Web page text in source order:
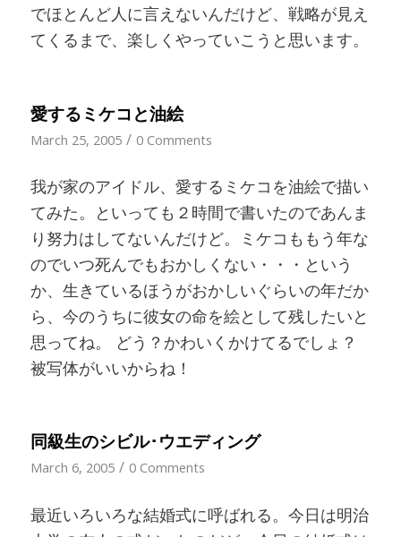
でほとんど人に言えないんだけど、戦略が見え
てくるまで、楽しくやっていこうと思います。
愛するミケコと油絵
March 25, 2005 / 0 Comments
我が家のアイドル、愛するミケコを油絵で描い
てみた。といっても２時間で書いたのであんま
り努力はしてないんだけど。ミケコももう年な
のでいつ死んでもおかしくない・・・という
か、生きているほうがおかしいぐらいの年だか
ら、今のうちに彼女の命を絵として残したいと
思ってね。 どう？かわいくかけてるでしょ？
被写体がいいからね！
同級生のシビル･ウエディング
March 6, 2005 / 0 Comments
最近いろいろな結婚式に呼ばれる。今日は明治